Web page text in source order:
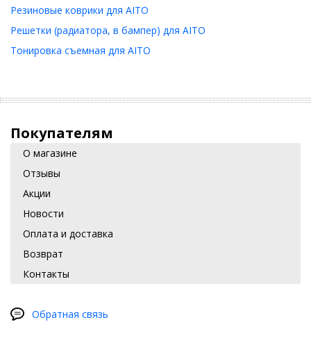
Резиновые коврики для AITO
Решетки (радиатора, в бампер) для AITO
Тонировка съемная для AITO
Покупателям
О магазине
Отзывы
Акции
Новости
Оплата и доставка
Возврат
Контакты
Обратная связь